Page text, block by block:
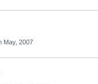
May, 2007